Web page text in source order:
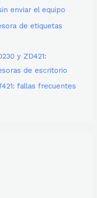
enviar el equipo
de etiquetas
y ZD421:
de escritorio
fallas frecuentes